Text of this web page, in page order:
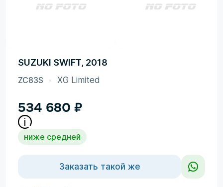
SUZUKI SWIFT, 2018
ZC83S XG Limited
534 680 ₽
ниже средней
Заказать такой же